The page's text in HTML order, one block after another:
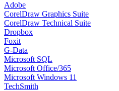
Adobe
CorelDraw Graphics Suite
CorelDraw Technical Suite
Dropbox
Foxit
G-Data
Microsoft SQL
Microsoft Office/365
Microsoft Windows 11
TechSmith